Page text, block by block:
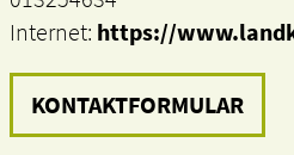
Internet: https://
KONTAKTFORMULAR